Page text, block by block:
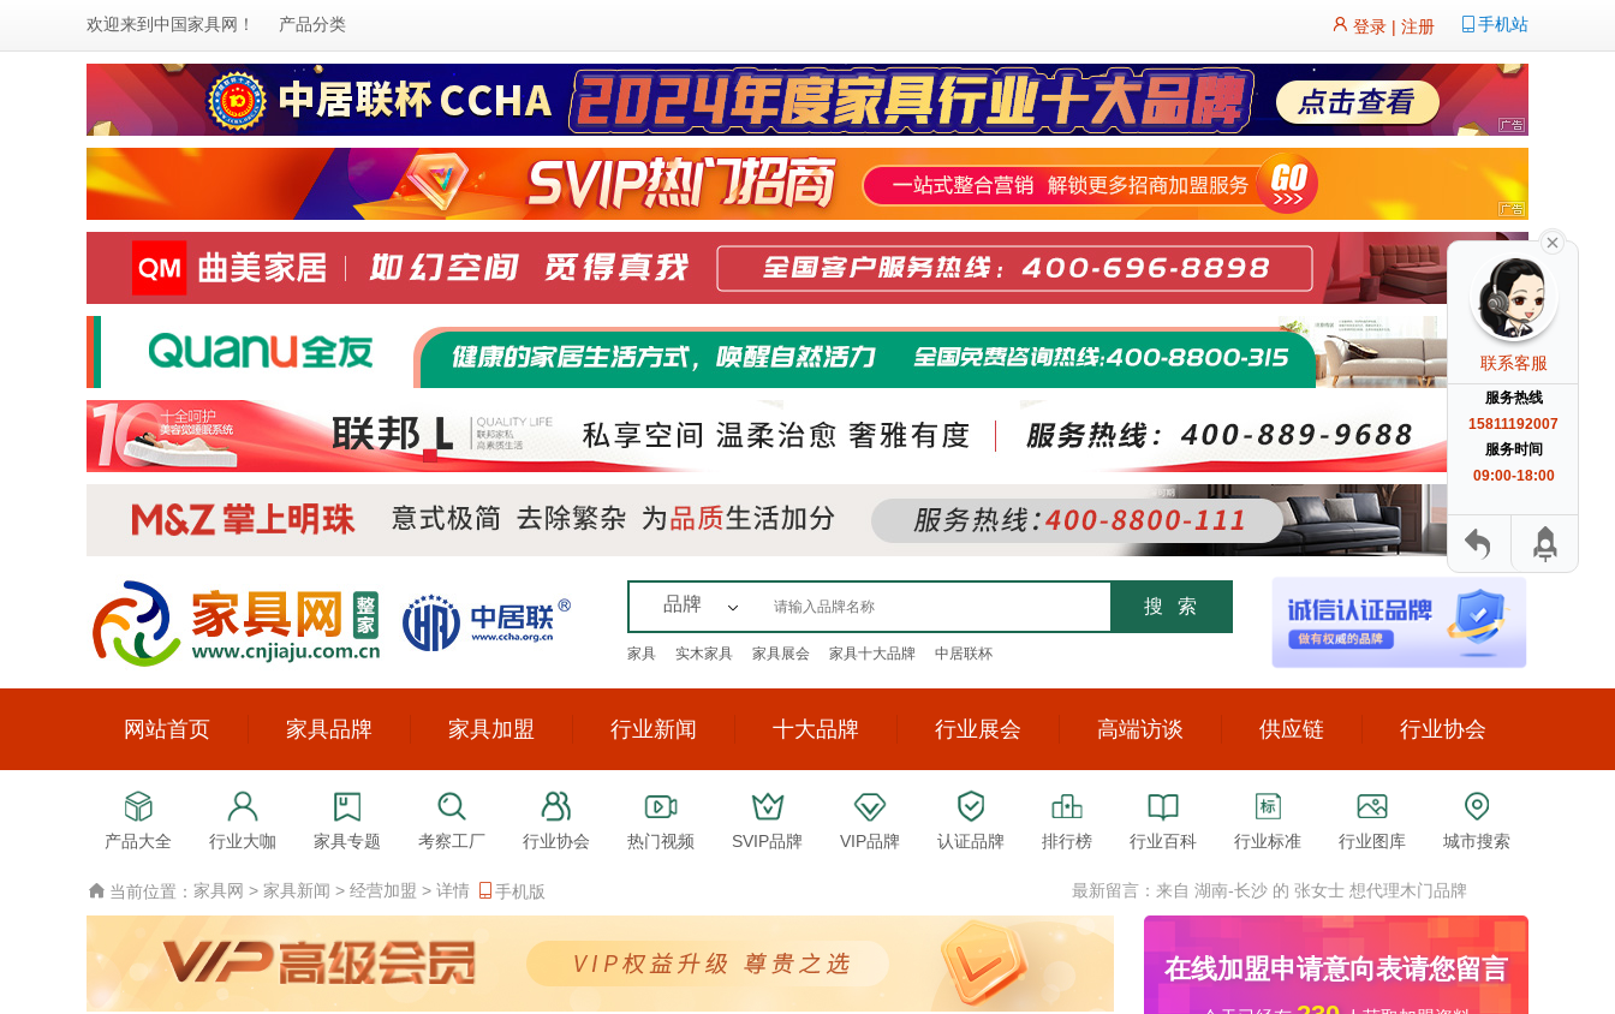
欢迎来到 中国家具网 ！ 产品分类 登录 | 注册 手机站
品牌
家具 实木家具 家具展会 家具十大品牌 中居联杯
网站首页 家具品牌 家具加盟 行业新闻 十大品牌 行业展会 高端访谈 供应链 行业协会
产品大全 行业大咖 家具专题 考察工厂 行业协会 热门视频 SVIP品牌 VIP品牌 认证品牌 排行榜 行业百科 行业标准 行业图库 城市搜索
当前位置： 家具网 > 家具新闻 > 经营加盟 > 详情 手机版 最新留言：
来自 江西-宜春 的 刘女士 目前做全屋定制，想找
店，品牌对比期间。手机号是微信号
来自 山西-长治 的 来苗苗 新开的店，大概90平
米，找合适的品牌
来自 内蒙古-呼和浩特 的 杨 新开的店，大概80多
平米，想找有点知名度的品牌。
来自 湖南-邵阳 的 陈先生 想增加品牌
来自 山西-运城 的 乔国军 以前做的别的项目，现
在想做木门，找合适的厂家。手机号是微信号
来自 浙江-嘉兴 的 冯义传 想增加品牌
来自 甘肃-庆阳 的 杨兵 店面100平米，找品牌代
理
来自 甘肃-酒泉 的 方女士 装饰公司，想找能做木
门和门墙柜，全屋定制的品牌合作。
来自 青海-西宁 的 苏先生 想加盟木门品牌
在线加盟申请意向表请您留言
联系客服
服务热线
15811192007
服务时间
09:00-18:00